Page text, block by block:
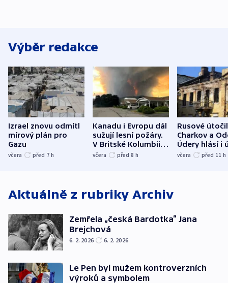
Výběr redakce
Izrael znovu odmítl
mírový plán pro
Gazu
včera před 7 h
Kanadu i Evropu dál
sužují lesní požáry.
V Britské Kolumbii
evakuovali tisíce lidí
včera před 8 h
Rusové
Charkov a
Údery hlásí i
Bělgorodu
včera před 11 h
Aktuálně z rubriky Archiv
Zemřela „česká Bardotka“ Jana
Brejchová
6. 2. 2026 6. 2. 2026
Le Pen byl mužem kontroverzních
výroků a symbolem